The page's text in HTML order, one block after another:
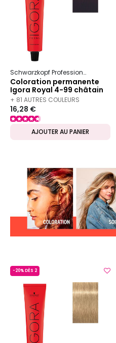
Schwarzkopf Professional
Coloration permanente
Igora Royal 4-99 châtain
violet extra
+ 81 AUTRES COULEURS
DISPONIBLES
16,28 €
AJOUTER AU PANIER
-20% DÈS 2